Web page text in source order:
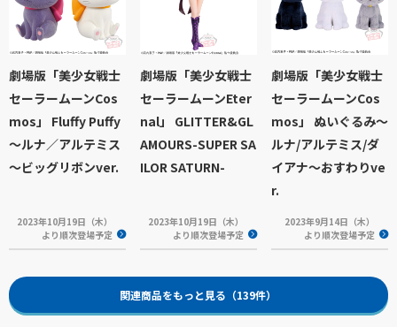
劇場版「美少女戦士
セーラームーンCos
mos」 Fluffy Puffy
～ルナ／アルテミス
～ビッグリボンver.
2023年10月19日（木）
より順次登場予定
劇場版「美少女戦士
セーラームーンEter
nal」 GLITTER&GL
AMOURS-SUPER SA
ILOR SATURN-
2023年10月19日（木）
より順次登場予定
劇場版「美少女戦士
セーラームーンCos
mos」 ぬいぐるみ～
ルナ/アルテミス/ダ
イアナ～おすわりve
r.
2023年9月14日（木）
より順次登場予定
関連商品をもっと見る（139件）